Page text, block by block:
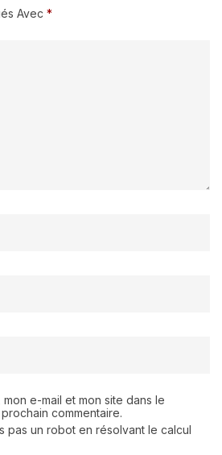
Avec *
e-mail et mon site dans le
commentaire.
pas un robot en résolvant le calcul